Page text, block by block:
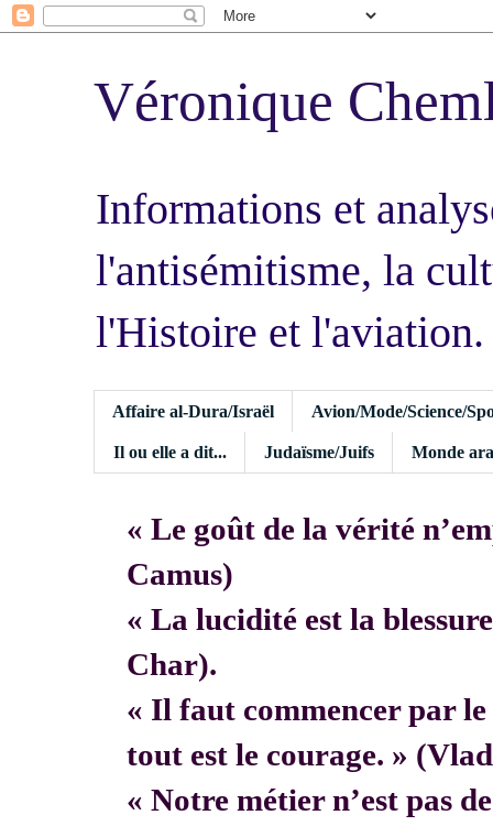
Véronique
Informations et
l'antisémitisme, la
l'Histoire et l'aviation.
Affaire al-Dura/Israël Avion/Mode/Science/
Il ou elle a dit... Judaïsme/Juifs Monde
« Le goût de la vérité
Camus)
« La lucidité est la
Char).
« Il faut commencer par le
tout est le courage. »
« Notre métier n’est pas